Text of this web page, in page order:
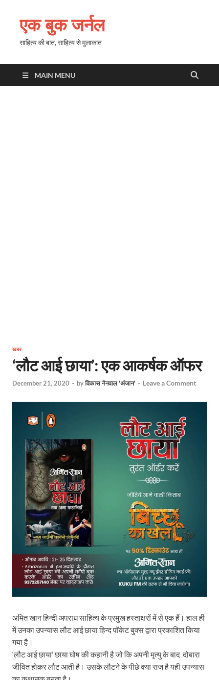
एक बुक जर्नल
साहित्य की बात, साहित्य से मुलाकात
MAIN MENU
खबर
‘लौट आई छाया’: एक आकर्षक ऑफर
December 21, 2020 - byविकास नैनवाल 'अंजान' - Leave a Comment
अमित खान हिन्दी अपराध साहित्य के प्रमुख हस्ताक्षरों में से एक हैं। हाल ही
में उनका उपन्यास लौट आई छाया हिन्द पॉकेट बुक्स द्वारा प्रकाशित किया
गया है।
‘लौट आई छाया’ छाया घोष की कहानी है जो कि अपनी मृत्यु के बाद दोबारा
जीवित होकर लौट आती है। उसके लौटने के पीछे क्या राज है यही उपन्यास